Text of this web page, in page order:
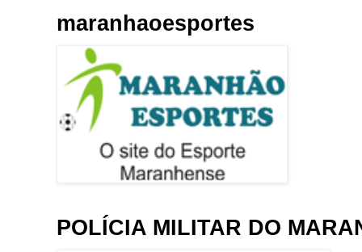
maranhaoesportes
POLÍCIA MILITAR DO